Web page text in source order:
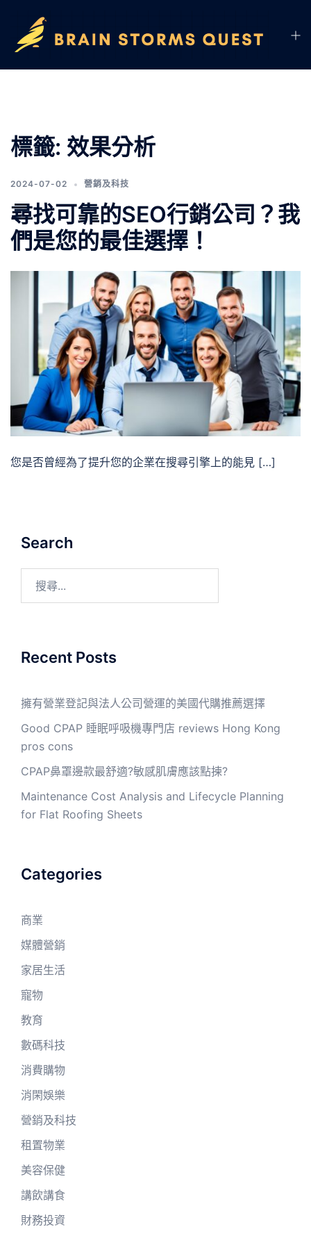
標籤: 效果分析
2024-07-02 營銷及科技
尋找可靠的SEO行銷公司？我
們是您的最佳選擇！
您是否曾經為了提升您的企業在搜尋引擎上的能見 […]
Search
Recent Posts
擁有營業登記與法人公司營運的美國代購推薦選擇
Good CPAP 睡眠呼吸機專門店 reviews Hong Kong
pros cons
CPAP鼻罩邊款最舒適?敏感肌膚應該點揀?
Maintenance Cost Analysis and Lifecycle Planning
for Flat Roofing Sheets
Categories
商業
媒體營銷
家居生活
寵物
教育
數碼科技
消費購物
消閑娛樂
營銷及科技
租置物業
美容保健
講飲講食
財務投資